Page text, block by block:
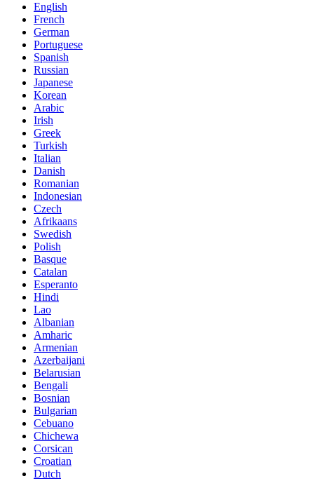
English
French
German
Portuguese
Spanish
Russian
Japanese
Korean
Arabic
Irish
Greek
Turkish
Italian
Danish
Romanian
Indonesian
Czech
Afrikaans
Swedish
Polish
Basque
Catalan
Esperanto
Hindi
Lao
Albanian
Amharic
Armenian
Azerbaijani
Belarusian
Bengali
Bosnian
Bulgarian
Cebuano
Chichewa
Corsican
Croatian
Dutch